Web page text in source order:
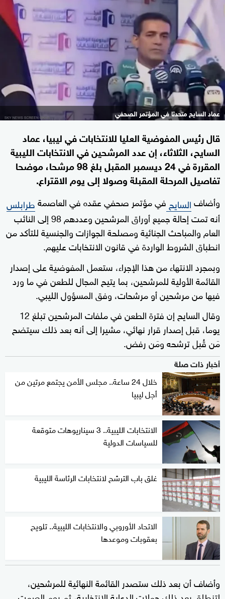
عماد السايح متحدثا في المؤتمر الصحفي
قال رئيس المفوضية العليا للانتخابات في ليبيا، عماد
السايح، الثلاثاء، إن عدد المرشحين في الانتخابات الليبية
المقررة في 24 ديسمبر المقبل بلغ 98 مرشحا، موضحا
تفاصيل المرحلة المقبلة وصولا إلى يوم الاقتراع.
وأضافالسايح في مؤتمر صحفي عقده في العاصمةطرابلس
أنه تمت إحالة جميع أوراق المرشحين وعددهم 98 إلى النائب
العام والمباحث الجنائية ومصلحة الجوازات والجنسية للتأكد من
انطباق الشروط الواردة في قانون الانتخابات عليهم.
وبمجرد الانتهاء من هذا الإجراء، ستعمل المفوضية على إصدار
القائمة الأولية للمرشحين، بما يتيح المجال للطعن في ما ورد
فيها من مرشحين أو مرشحات، وفق المسؤول الليبي.
وقال السايح إن فترة الطعن في ملفات المرشحين تبلغ 12
يوما، قبل إصدار قرار نهائي، مشيرا إلى أنه بعد ذلك سيتضح
مَن قُبل ترشحه ومَن رفض.
أخبار ذات صلة
خلال 24 ساعة.. مجلس الأمن يجتمع مرتين من
أجل ليبيا
الانتخابات الليبية.. 3 سيناريوهات متوقعة
للسياسات الدولية
غلق باب الترشح لانتخابات الرئاسة الليبية
الاتحاد الأوروبي والانتخابات الليبية.. تلويح
بعقوبات وموعدها
وأضاف أن بعد ذلك ستصدر القائمة النهائية للمرشحين،